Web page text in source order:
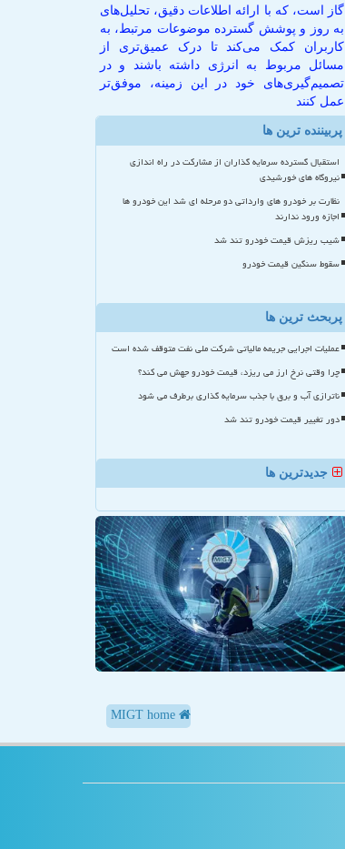
گاز است، که با ارائه اطلاعات دقیق، تحلیل‌های
به روز و پوشش گسترده موضوعات مرتبط، به
کاربران کمک می‌کند تا درک عمیق‌تری از
مسائل مربوط به انرژی داشته باشند و در
تصمیم‌گیری‌های خود در این زمینه، موفق‌تر
عمل کنند
پربیننده ترین ها
استقبال گسترده سرمایه گذاران از مشارکت در راه اندازی
نیروگاه های خورشیدی
نظارت بر خودرو های وارداتی دو مرحله ای شد این خودرو ها
اجازه ورود ندارند
شیب ریزش قیمت خودرو تند شد
سقوط سنگین قیمت خودرو
پربحث ترین ها
عملیات اجرایی جریمه مالیاتی شرکت ملی نفت متوقف شده است
چرا وقتی نرخ ارز می ریزد، قیمت خودرو جهش می کند؟
ناترازی آب و برق با جذب سرمایه گذاری برطرف می شود
دور تغییر قیمت خودرو تند شد
جدیدترین ها